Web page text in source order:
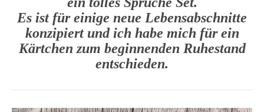
Es ist für einige neue Lebensabschnitte
konzipiert und ich habe mich für ein
Kärtchen zum beginnenden Ruhestand
entschieden.